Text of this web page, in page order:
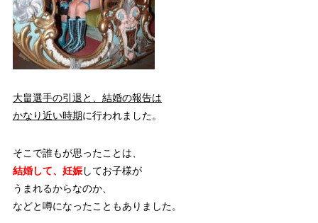
大畠選手の引退と、結婚の報告は
かなり近い時期に行われました。
そこで誰もが思ったことは、
結婚して、妊娠してお子様が
うまれるからなのか、
などと噂になったこともありました。